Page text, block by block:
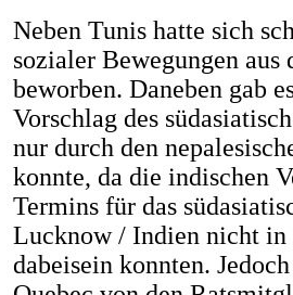
Neben Tunis hatte sich
sozialer Bewegungen aus
beworben. Daneben gab
Vorschlag des
nur durch den
konnte, da die indischen
Termins für das
Lucknow / Indien nicht in
dabeisein konnten.